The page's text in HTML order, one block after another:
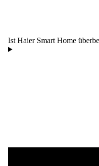
Ist Haier Smart Home